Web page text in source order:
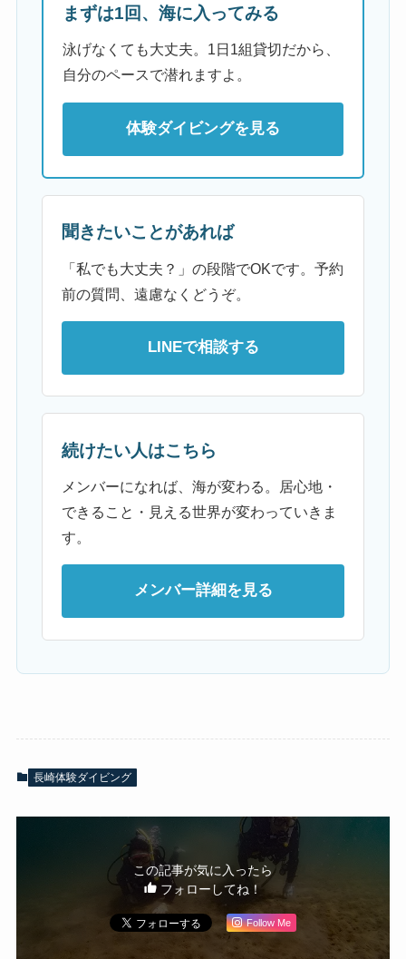
まずは1回、海に入ってみる
泳げなくても大丈夫。1日1組貸切だから、
自分のペースで潜れますよ。
体験ダイビングを見る
聞きたいことがあれば
「私でも大丈夫？」の段階でOKです。予約
前の質問、遠慮なくどうぞ。
LINEで相談する
続けたい人はこちら
メンバーになれば、海が変わる。居心地・
できること・見える世界が変わっていきま
す。
メンバー詳細を見る
長崎体験ダイビング
この記事が気に入ったら
フォローしてね！
Follow Me